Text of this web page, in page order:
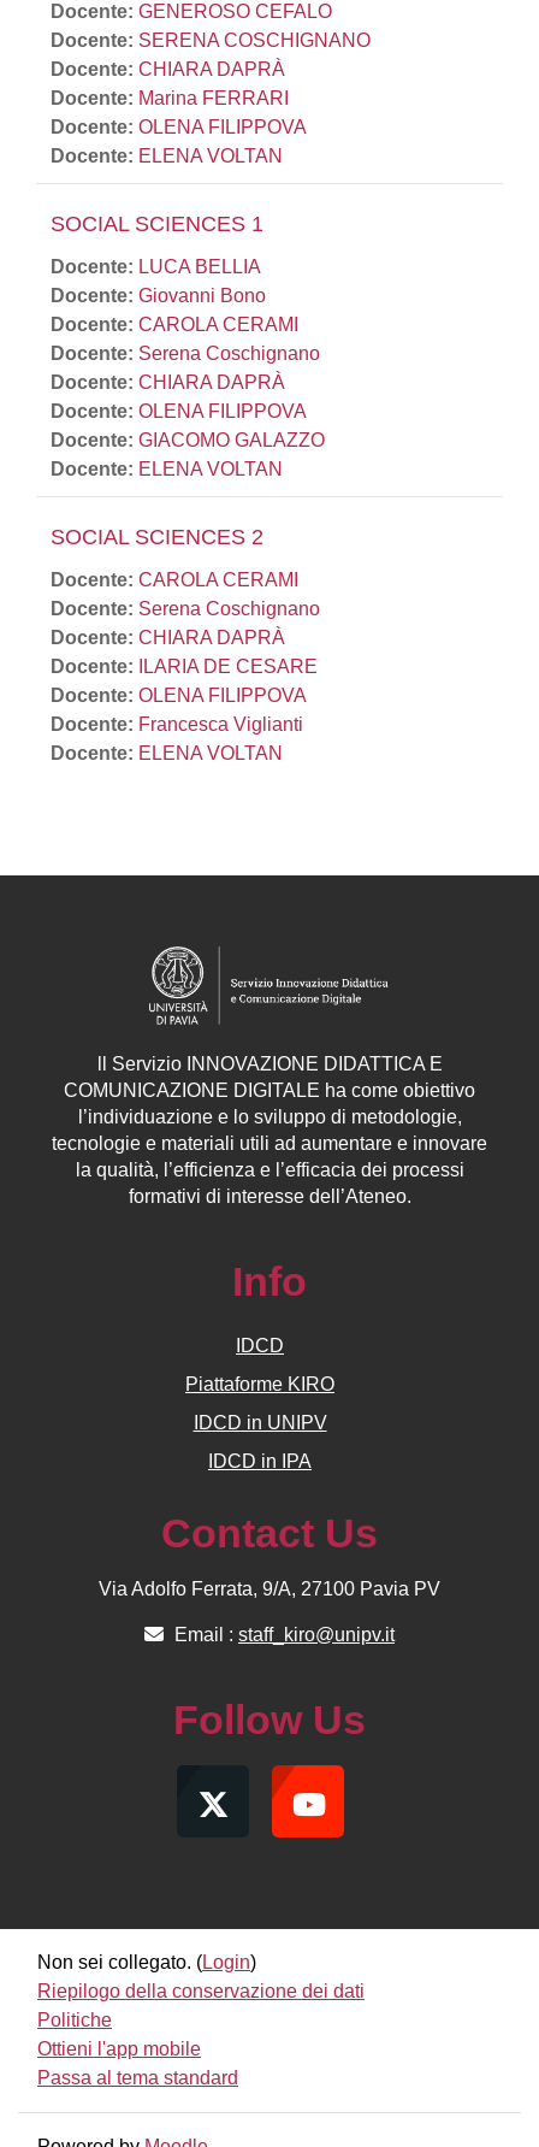
Docente: GENEROSO CEFALO
Docente: SERENA COSCHIGNANO
Docente: CHIARA DAPRÀ
Docente: Marina FERRARI
Docente: OLENA FILIPPOVA
Docente: ELENA VOLTAN
SOCIAL SCIENCES 1
Docente: LUCA BELLIA
Docente: Giovanni Bono
Docente: CAROLA CERAMI
Docente: Serena Coschignano
Docente: CHIARA DAPRÀ
Docente: OLENA FILIPPOVA
Docente: GIACOMO GALAZZO
Docente: ELENA VOLTAN
SOCIAL SCIENCES 2
Docente: CAROLA CERAMI
Docente: Serena Coschignano
Docente: CHIARA DAPRÀ
Docente:
ILARIA DE CESARE
Docente: OLENA FILIPPOVA
Docente: Francesca Viglianti
Docente: ELENA VOLTAN
Servizio INNOVAZIONE DIDATTICA E
COMUNICAZIONE DIGITALE ha come obiettivo
l’individuazione e lo sviluppo di metodologie,
tecnologie e materiali utili ad aumentare e innovare
la qualità, l’efficienza e l’efficacia dei processi
formativi di interesse dell’Ateneo.
Info
IDCD
Piattaforme KIRO
IDCD in UNIPV
IDCD in IPA
Contact Us
Via Adolfo Ferrata, 9/A, 27100 Pavia PV
Email : staff_kiro@unipv.it
Follow Us
Non sei collegato. (Login)
Riepilogo della conservazione dei dati
Politiche
Ottieni l'app mobile
Passa al tema standard